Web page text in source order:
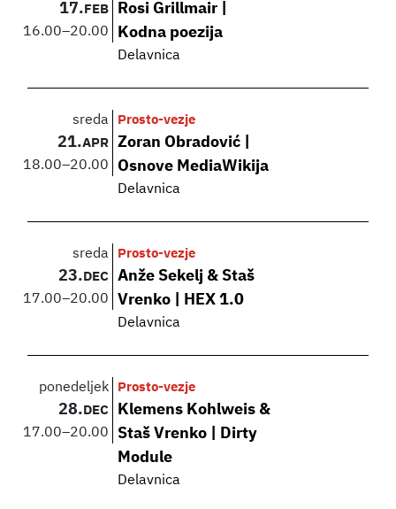
17. FEB
16.00–20.00
Rosi Grillmair |
Kodna poezija
Delavnica
sreda
21.APR
18.00–20.00
Prosto-vezje
Zoran Obradović |
Osnove MediaWikija
Delavnica
sreda
23. DEC
17.00–20.00
Prosto-vezje
Anže Sekelj & Staš
Vrenko | HEX 1.0
Delavnica
ponedeljek
28. DEC
17.00–20.00
Prosto-vezje
Klemens Kohlweis &
Staš Vrenko | Dirty
Module
Delavnica